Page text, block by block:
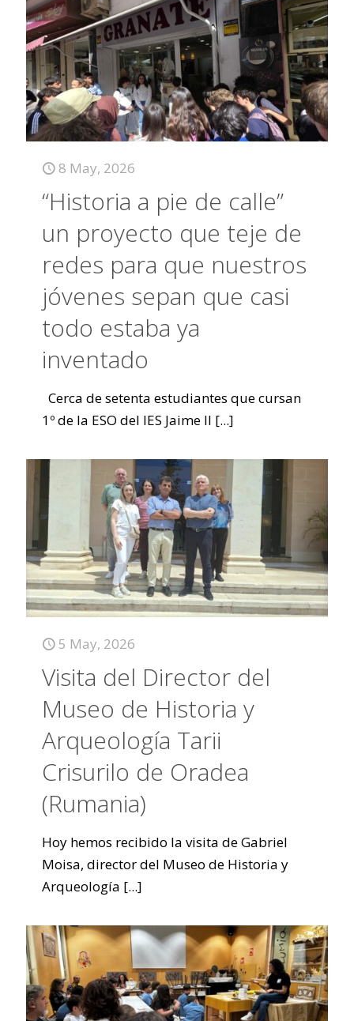
8 May, 2026
“Historia a pie de calle”
un proyecto que teje de
redes para que nuestros
jóvenes sepan que casi
todo estaba ya
inventado
Cerca de setenta estudiantes que cursan
1º de la ESO del IES Jaime II [...]
5 May, 2026
Visita del Director del
Museo de Historia y
Arqueología Tarii
Crisurilo de Oradea
(Rumania)
Hoy hemos recibido la visita de Gabriel
Moisa, director del Museo de Historia y
Arqueología [...]